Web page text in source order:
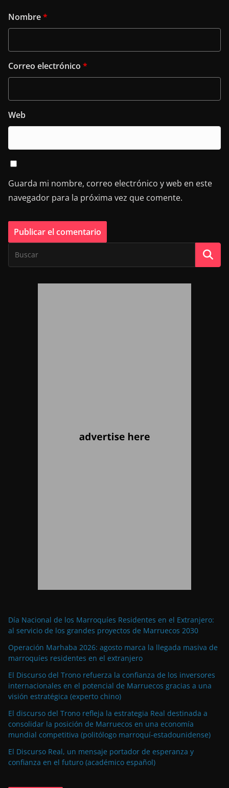
Nombre*
Correo electrónico *
Web
Guarda mi nombre, correo electrónico y web en este
navegador para la próxima vez que comente.
Día Nacional de los Marroquíes Residentes en el Extranjero:
al servicio de los grandes proyectos de Marruecos 2030
Operación Marhaba 2026: agosto marca la llegada masiva de
marroquíes residentes en el extranjero
El Discurso del Trono refuerza la confianza de los inversores
internacionales en el potencial de Marruecos gracias a una
visión estratégica (experto chino)
El discurso del Trono refleja la estrategia Real destinada a
consolidar la posición de Marruecos en una economía
mundial competitiva (politólogo marroquí-estadounidense)
El Discurso Real, un mensaje portador de esperanza y
confianza en el futuro (académico español)